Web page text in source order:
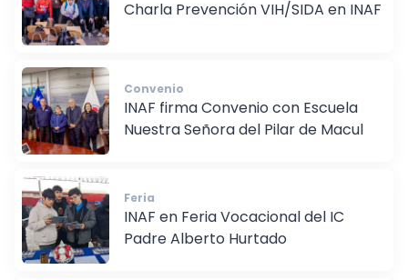
Prevención
Charla Prevención VIH/SIDA en INAF
Convenio
INAF firma Convenio con Escuela
Feria
INAF en Feria Vocacional del IC